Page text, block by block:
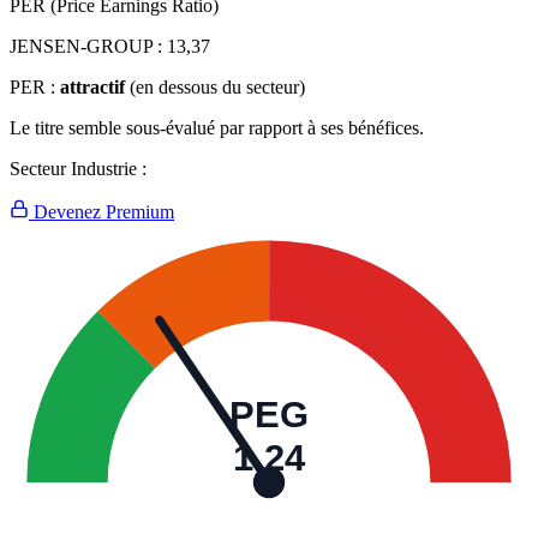
PER (Price Earnings Ratio)
JENSEN-GROUP : 13,37
PER : attractif (en dessous du secteur)
Le titre semble sous-évalué par rapport à ses bénéfices.
Secteur Industrie :
Devenez Premium
PEG
1,24